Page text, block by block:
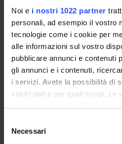
Noi e i nostri 1022 partner
personali, ad esempio il vostro
tecnologie come i cookie per
alle informazioni sul vostro
pubblicare annunci e contenuti
gli annunci e i contenuti,
i servizi. Avete la possibilità di
vostri dati e per quali scopi. Le
modificare o revocare il proprio
momento dalla Dichiarazione
delNecessari
Didactic plan and student's
Lesson timetable
Exam calendar
Notices
Thesis and internship
Governing bodies
Faculty staff
Documents